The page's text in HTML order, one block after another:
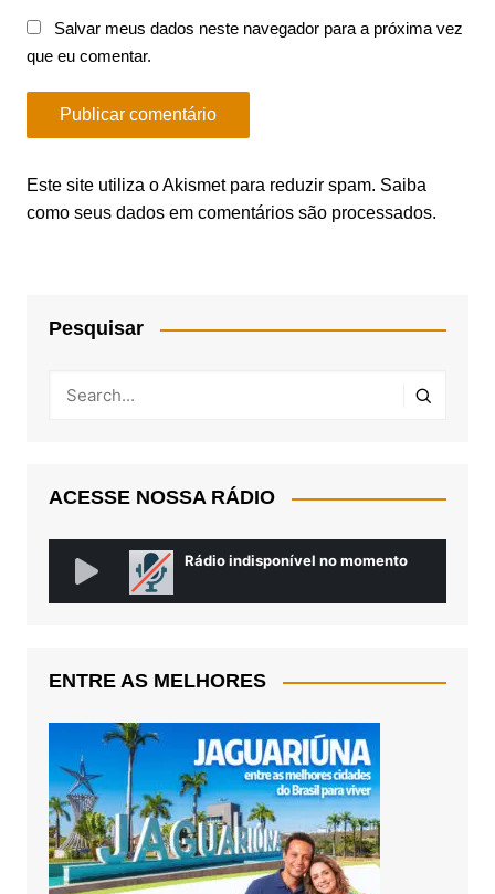
Salvar meus dados neste navegador para a próxima vez
que eu comentar.
Este site utiliza o Akismet para reduzir spam. Saiba
como seus dados em comentários são processados.
Pesquisar
ACESSE NOSSA RÁDIO
ENTRE AS MELHORES